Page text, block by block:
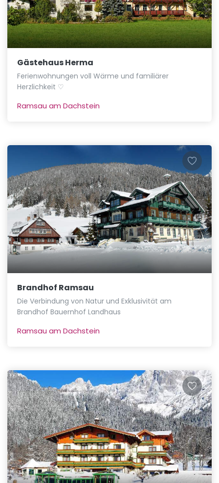
Gästehaus Herma
Ferienwohnungen voll Wärme und familiärer
Herzlichkeit ♡
Ramsau am Dachstein
Brandhof Ramsau
Die Verbindung von Natur und Exklusivität am
Brandhof Bauernhof Landhaus
Ramsau am Dachstein